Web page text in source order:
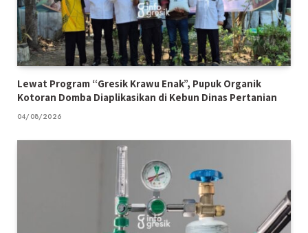
Lewat Program “Gresik Krawu Enak”, Pupuk Organik
Kotoran Domba Diaplikasikan di Kebun Dinas Pertanian
04/08/2026